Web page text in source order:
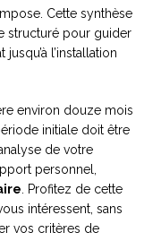
Cette synthèse
structuré pour guider
l’installation
environ douze mois
initiale doit être
de votre
personnel,
. Profitez de cette
intéressent, sans
vos critères de